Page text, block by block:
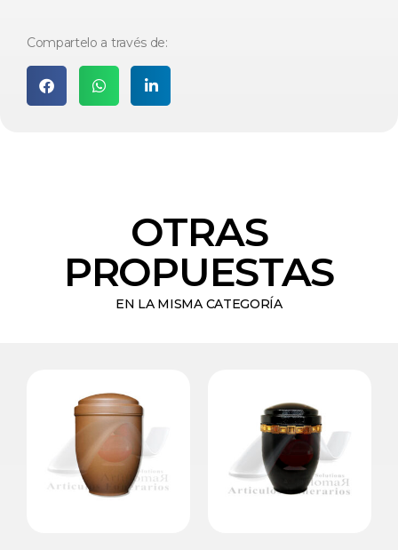
Compartelo a través de:
OTRAS
PROPUESTAS
EN LA MISMA CATEGORÍA